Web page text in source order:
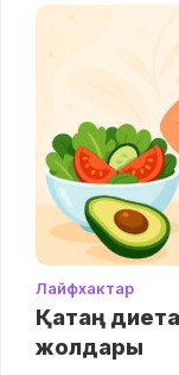
Лайфхактар
Қатаң
жолдары